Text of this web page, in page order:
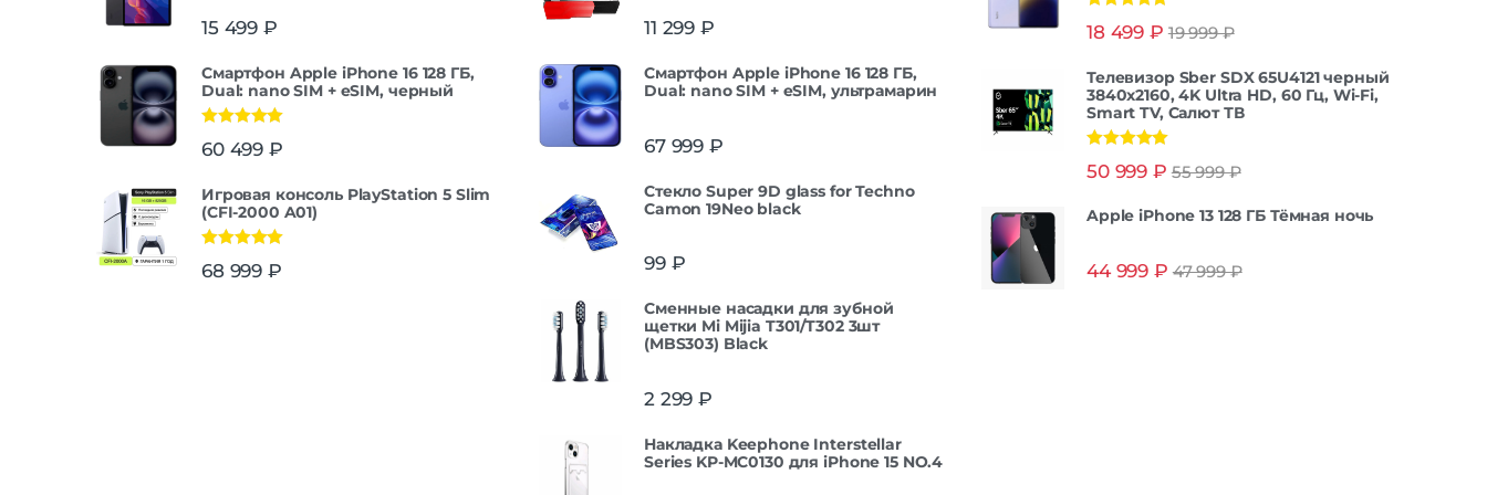
15 499 ₽
Смартфон Apple iPhone 16 128 ГБ,
Dual: nano SIM + eSIM, черный
из 5
60 499 ₽
Игровая консоль PlayStation 5 Slim
(CFI-2000 A01)
из 5
68 999 ₽
11 299 ₽
Смартфон Apple iPhone 16 128 ГБ,
Dual: nano SIM + eSIM, ультрамарин
67 999 ₽
Стекло Super 9D glass for Techno
Camon 19Neo black
99₽
Сменные насадки для зубной
щетки Mi Mijia T301/T302 3шт
(MBS303) Black
2 299 ₽
Накладка Keephone Interstellar
Series KP-MC0130 для iPhone 15 NO.4
из 5
18 499 ₽ 19 999₽
Телевизор Sber SDX 65U4121 черный
3840x2160, 4K Ultra HD, 60 Гц, Wi-Fi,
Smart TV, Салют ТВ
из 5
50 999 ₽ 55 999₽
Apple iPhone 13 128 ГБ Тёмная ночь
44 999 ₽ 47 999₽